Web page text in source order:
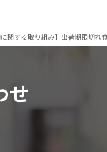
に関する取り組み】出荷期限切
せ